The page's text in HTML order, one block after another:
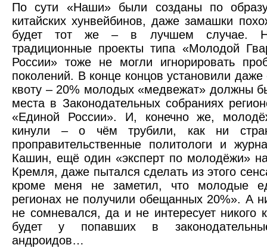
По сути «Наши» были созданы по
китайских хунвейбинов, даже замашки
будет тот же – в лучшем случае.
традиционные проекты типа «Молодой
России» тоже не могли игнорировать
поколений. В конце концов установили
квоту – 20% молодых «медвежат» должны
места в Законодательных собраниях
«Единой России». И, конечно же,
кинули – о чём трубили, как ни
проправительственные политологи и
Кашин, ещё один «эксперт по молодёжи»
Кремля, даже пытался сделать из этого
кроме меня не заметил, что молодые
регионах не получили обещанных 20%». А
не сомневался, да и не интересует никого
будет у попавших в
андроидов…